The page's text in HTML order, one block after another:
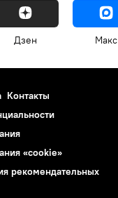
Дзен Макс
Контакты
«cookie»
рекомендательных